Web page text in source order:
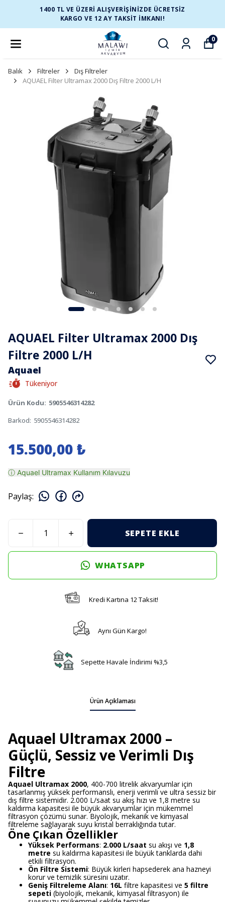
1400 TL VE ÜZERİ ALIŞVERİŞİNİZDE ÜCRETSİZ
KARGO VE 12 AY TAKSİT İMKANI!
0
Balık Filtreler
Dış Filtreler
AQUAEL Filter Ultramax 2000 Dış Filtre 2000 L/H
AQUAEL Filter Ultramax 2000 Dış
Filtre 2000 L/H
Aquael
Tükeniyor
Ürün Kodu: 5905546314282
Barkod: 5905546314282
15.500,00 ₺
ⓘ Aquael Ultramax Kullanım Kılavuzu
Paylaş:
SEPETE EKLE
WHATSAPP
Kredi Kartına 12 Taksit!
Aynı Gün Kargo!
Sepette Havale İndirimi %3,5
Ürün Açıklaması
Aquael Ultramax 2000 –
Güçlü, Sessiz ve Verimli Dış
Filtre
Aquael Ultramax 2000, 400-700 litrelik akvaryumlar için
tasarlanmış yüksek performanslı, enerji verimli ve ultra sessiz bir
dış filtre sistemidir. 2.000 L/saat su akış hızı ve 1,8 metre su
kaldırma kapasitesi ile büyük akvaryumlar için mükemmel
filtrasyon çözümü sunar. Biyolojik, mekanik ve kimyasal
filtreleme sağlayarak suyu kristal berraklığında tutar.
Öne Çıkan Özellikler
Yüksek Performans: 2.000 L/saat su akışı ve 1,8
metre su kaldırma kapasitesi ile büyük tanklarda dahi
etkili filtrasyon.
Ön Filtre Sistemi: Büyük kirleri hapsederek ana hazneyi
korur ve temizlik süresini uzatır.
Geniş Filtreleme Alanı: 16L filtre kapasitesi ve 5 filtre
sepeti (biyolojik, mekanik, kimyasal filtrasyon) ile